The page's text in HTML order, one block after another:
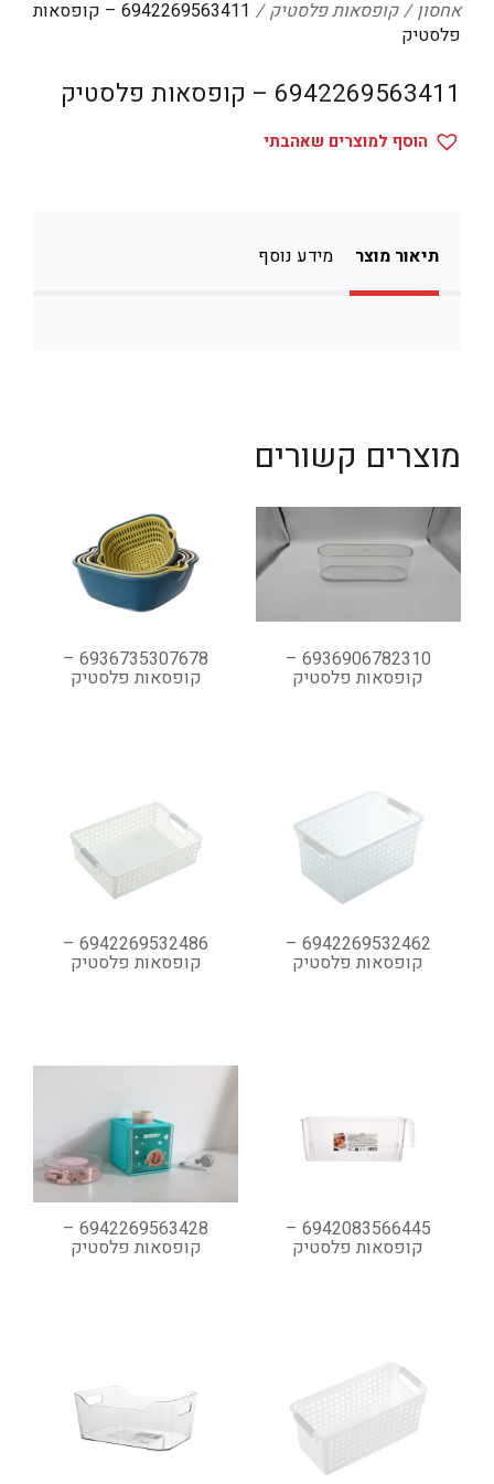
דיגיטל
הלבשה תחתונה
טיפוח
תיקים ואביזרים
אחסון קופסאות פלסטיק
6942269563411 – קופסאות
פלסטיק
6942269563411 – קופסאות פלסטיק
הוסף למוצרים שאהבתי
תיאור מוצר מידע נוסף
מוצרים קשורים
6936906782310 –
קופסאות פלסטיק
6936735307678 –
קופסאות פלסטיק
6942269532462 –
קופסאות פלסטיק
6942269532486 –
קופסאות פלסטיק
6942083566445 –
קופסאות פלסטיק
6942269563428 –
קופסאות פלסטיק